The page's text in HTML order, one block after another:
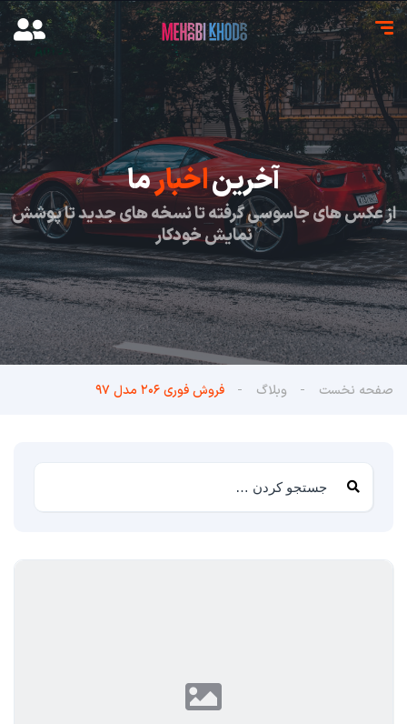
آخریناخبارما
از عکس های جاسوسی گرفته تا نسخه های جدید تا پوشش
نمایش خودکار
صفحه نخست وبلاگ فروش فوری ۲۰۶ مدل ۹۷